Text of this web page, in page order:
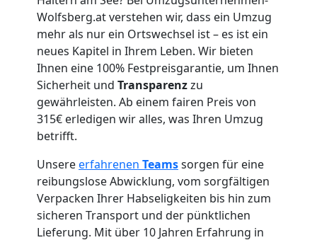
Wolfsberg.at verstehen wir, dass ein Umzug
mehr als nur ein Ortswechsel ist – es ist ein
neues Kapitel in Ihrem Leben. Wir bieten
Ihnen eine 100% Festpreisgarantie, um Ihnen
Sicherheit und Transparenzzu
gewährleisten. Ab einem fairen Preis von
315€ erledigen wir alles, was Ihren Umzug
betrifft.
Unsereerfahrenen Teamssorgen für eine
reibungslose Abwicklung, vom sorgfältigen
Verpacken Ihrer Habseligkeiten bis hin zum
sicheren Transport und der pünktlichen
Lieferung. Mit über 10 Jahren Erfahrung in
für
Senioren
Wolfsberg
Fernumzug
Wolfsberg